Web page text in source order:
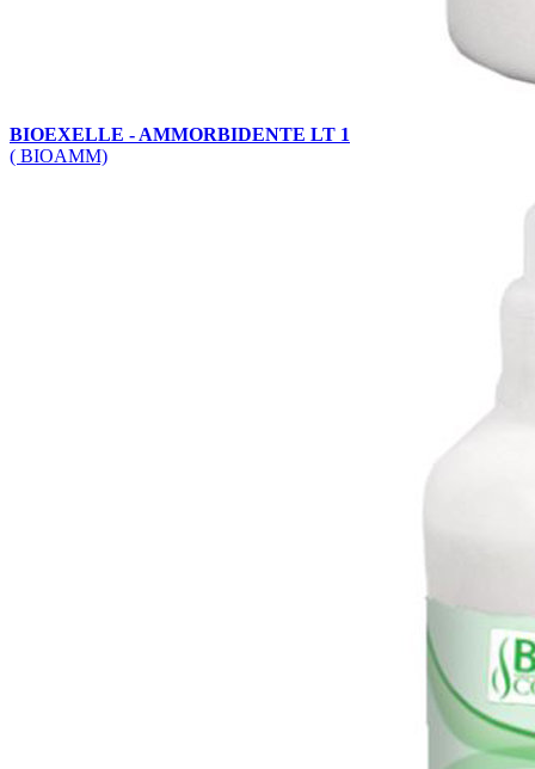
BIOEXELLE - AMMORBIDENTE LT 1
( BIOAMM)